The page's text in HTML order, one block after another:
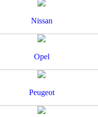
Nissan
Opel
Peugeot